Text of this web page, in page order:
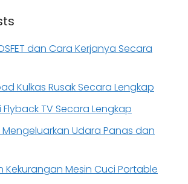
dan Cara Kerjanya Secara
Kulkas Rusak Secara Lengkap
Flyback TV Secara Lengkap
Udara Panas dan
Kekurangan Mesin Cuci Portable